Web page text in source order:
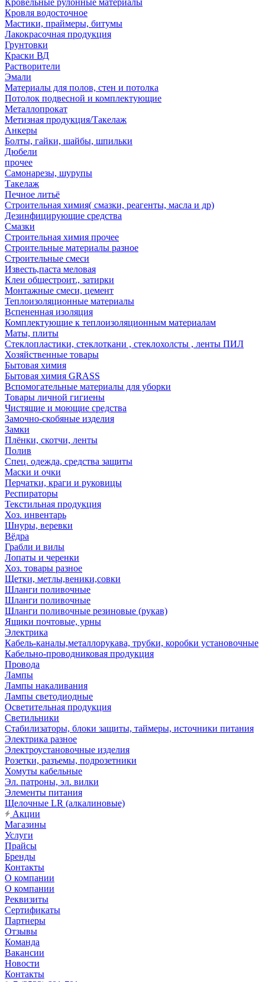
Кровельные рулонные материалы
Кровля водосточное
Мастики, праймеры, битумы
Лакокрасочная продукция
Грунтовки
Краски ВД
Растворители
Эмали
Материалы для полов, стен и потолка
Потолок подвесной и комплектующие
Металлопрокат
Метизная продукция/Такелаж
Анкеры
Болты, гайки, шайбы, шпильки
Дюбели
прочее
Самонарезы, шурупы
Такелаж
Печное литьё
Строительная химия( смазки, реагенты, масла и др)
Дезинфицирующие средства
Смазки
Строительная химия прочее
Строительные материалы разное
Строительные смеси
Известь,паста меловая
Клеи общестроит., затирки
Монтажные смеси, цемент
Теплоизоляционные материалы
Вспененная изоляция
Комплектующие к теплоизоляционным материалам
Маты, плиты
Стеклопластики, стеклоткани , стеклохолсты , ленты ПИЛ
Хозяйственные товары
Бытовая химия
Бытовая химия GRASS
Вспомогательные материалы для уборки
Товары личной гигиены
Чистящие и моющие средства
Замочно-скобяные изделия
Замки
Плёнки, скотчи, ленты
Полив
Спец. одежда, средства защиты
Маски и очки
Перчатки, краги и руковицы
Респираторы
Текстильная продукция
Хоз. инвентарь
Шнуры, веревки
Вёдра
Грабли и вилы
Лопаты и черенки
Хоз. товары разное
Щетки, метлы,веники,совки
Шланги поливочные
Шланги поливочные
Шланги поливочные резиновые (рукав)
Ящики почтовые, урны
Электрика
Кабель-каналы,металлорукава, трубки, коробки установочные
Кабельно-проводниковая продукция
Провода
Лампы
Лампы накаливания
Лампы светодиодные
Осветительная продукция
Светильники
Стабилизаторы, блоки защиты, таймеры, источники питания
Электрика разное
Электроустановочные изделия
Розетки, разъемы, подрозетники
Хомуты кабельные
Эл. патроны, эл. вилки
Элементы питания
Щелочные LR (алкалиновые)
Акции
Магазины
Услуги
Прайсы
Бренды
Контакты
О компании
О компании
Реквизиты
Сертификаты
Партнеры
Отзывы
Команда
Вакансии
Новости
Контакты